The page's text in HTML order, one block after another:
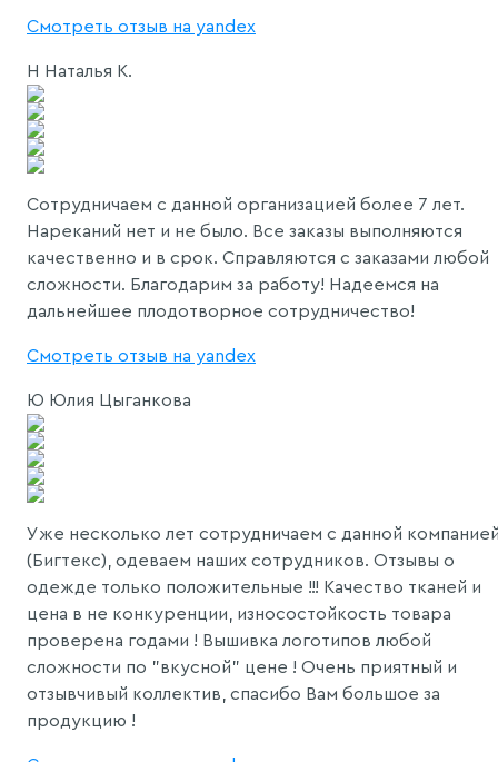
Смотреть отзыв на yandex
Н Наталья К.
Сотрудничаем с данной организацией более 7 лет.
Нареканий нет и не было. Все заказы выполняются
качественно и в срок. Справляются с заказами любой
сложности. Благодарим за работу! Надеемся на
дальнейшее плодотворное сотрудничество!
Смотреть отзыв на yandex
Ю Юлия Цыганкова
Уже несколько лет сотрудничаем с данной
(Бигтекс), одеваем наших сотрудников. Отзывы о
одежде только положительные !!! Качество тканей и
цена в не конкуренции, износостойкость товара
проверена годами ! Вышивка логотипов любой
сложности по "вкусной" цене ! Очень приятный и
отзывчивый коллектив, спасибо Вам большое за
продукцию !